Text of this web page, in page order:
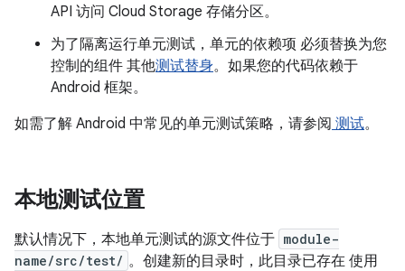
API 访问 Cloud Storage 存储分区。
为了隔离运行单元测试 ，单元的依赖项 必须替换为您
控制的组件 其他测试替身。如果您的代码依赖于
Android 框架。
如需了解 Android 中常见的单元测试策略，请参阅 测试。
本地测试位置
默认情况下，本地单元测试的源文件位于 module-
name/src/test/ 。创建新的目录时，此目录已存在 使用